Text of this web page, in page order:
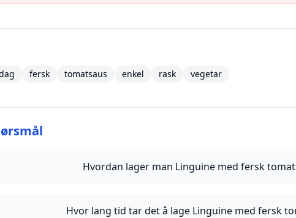
fersk tomatsaus enkel rask vegetar
Hvordan lager man Linguine med fersk
Hvor lang tid tar det å lage Linguine med fersk